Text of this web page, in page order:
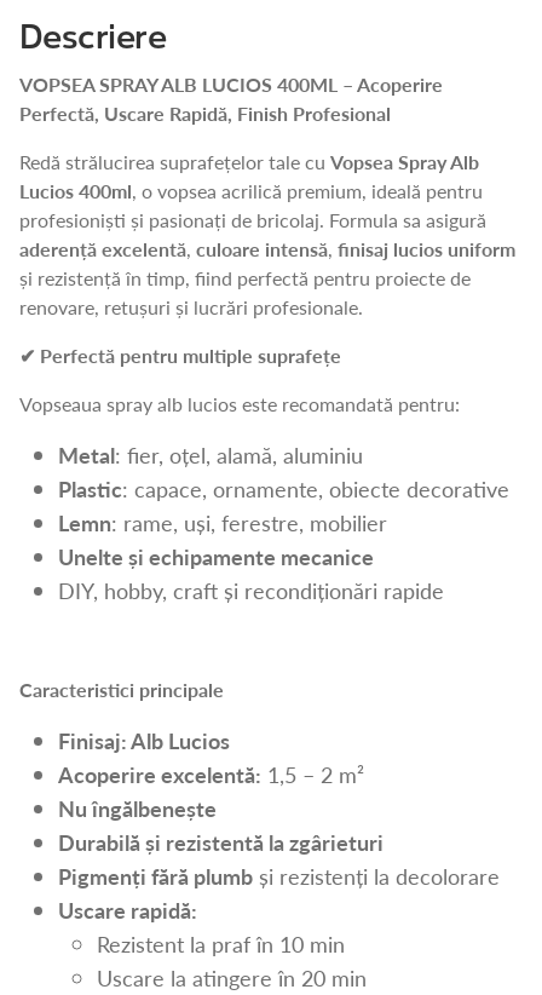
Descriere
VOPSEA SPRAY ALB LUCIOS 400ML – Acoperire
Perfectă, Uscare Rapidă, Finish Profesional
Redă strălucirea suprafețelor tale cu Vopsea Spray Alb
Lucios 400ml, o vopsea acrilică premium, ideală pentru
profesioniști și pasionați de bricolaj. Formula sa asigură
aderență excelentă, culoare intensă, finisaj lucios uniform
și rezistență în timp, fiind perfectă pentru proiecte de
renovare, retușuri și lucrări profesionale.
✔ Perfectă pentru multiple suprafețe
Vopseaua spray alb lucios este recomandată pentru:
Metal: fier, oțel, alamă, aluminiu
Plastic: capace, ornamente, obiecte decorative
Lemn: rame, uși, ferestre, mobilier
Unelte și echipamente mecanice
DIY, hobby, craft și recondiționări rapide
Caracteristici principale
Finisaj: Alb Lucios
Acoperire excelentă: 1,5 – 2 m²
Nu îngălbenește
Durabilă și rezistentă la zgârieturi
Pigmenți fără plumb și rezistenți la decolorare
Uscare rapidă:
Rezistent la praf în 10 min
Uscare la atingere în 20 min